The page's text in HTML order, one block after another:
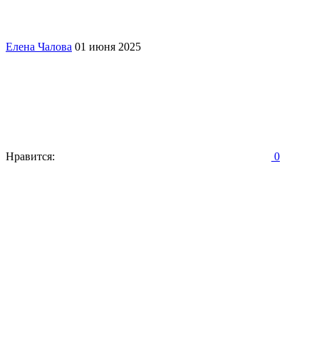
Елена Чалова 01 июня 2025
Нравится: 0